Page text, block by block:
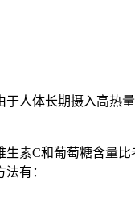
人体长期摄入高热
素C和葡萄糖含量
有：